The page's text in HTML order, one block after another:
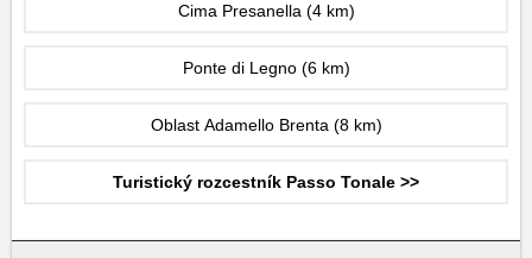
Cima Presanella (4 km)
Ponte di Legno (6 km)
Oblast Adamello Brenta (8 km)
Turistický rozcestník Passo Tonale >>